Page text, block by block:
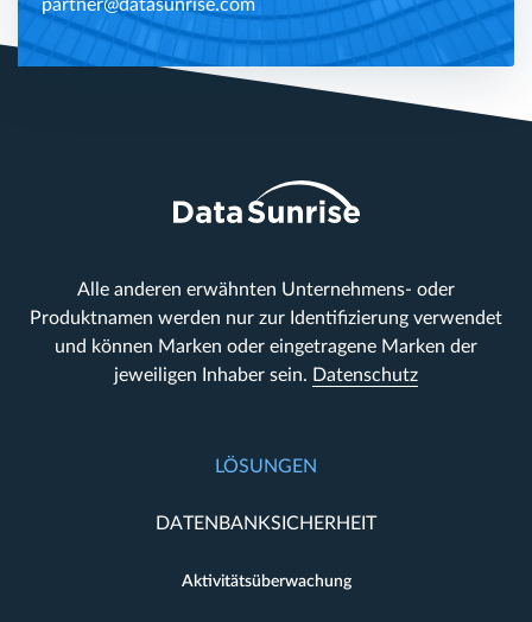
partner@datasunrise.com
Alle anderen erwähnten Unternehmens- oder
Produktnamen werden nur zur Identifizierung verwendet
und können Marken oder eingetragene Marken der
jeweiligen Inhaber sein. Datenschutz
LÖSUNGEN
DATENBANKSICHERHEIT
Aktivitätsüberwachung